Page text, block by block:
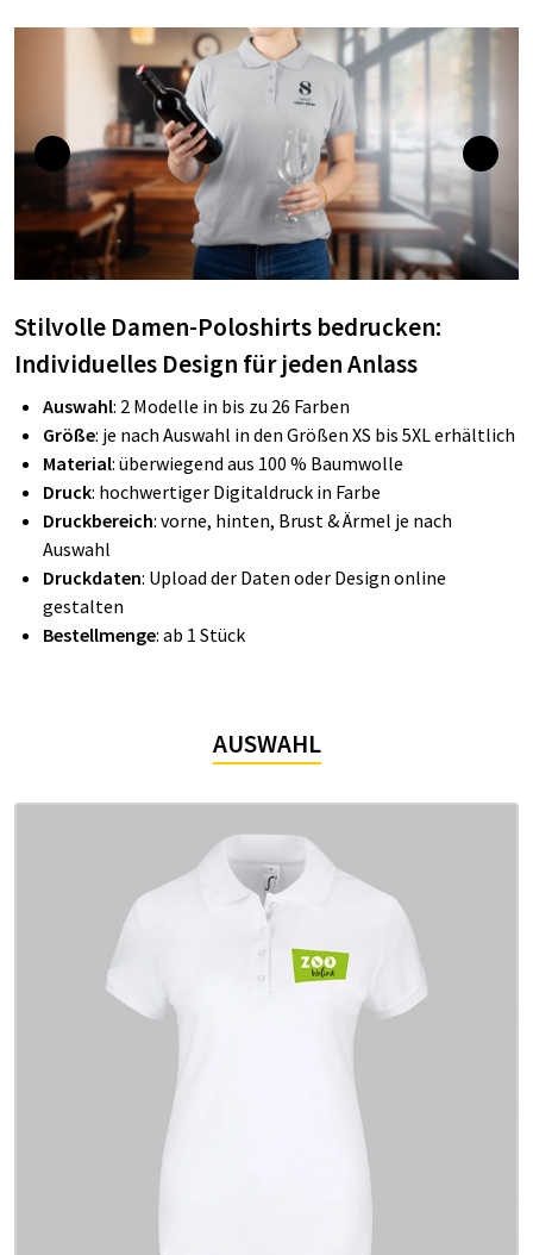
Stilvolle Damen-Poloshirts bedrucken:
Individuelles Design für jeden Anlass
Auswahl: 2 Modelle in bis zu 26 Farben
Größe: je nach Auswahl in den Größen XS bis 5XL erhältlich
Material: überwiegend aus 100 % Baumwolle
Druck: hochwertiger Digitaldruck in Farbe
Druckbereich: vorne, hinten, Brust & Ärmel je nach
Auswahl
Druckdaten: Upload der Daten oder Design online
gestalten
Bestellmenge: ab 1 Stück
AUSWAHL